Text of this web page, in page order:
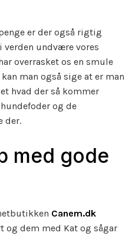
er der også rigtig
undvære vores
overrasket os en smule
man også sige at er man
hvad der så kommer
og de
der.
med gode
Canem.dk
og dem med Kat og sågar